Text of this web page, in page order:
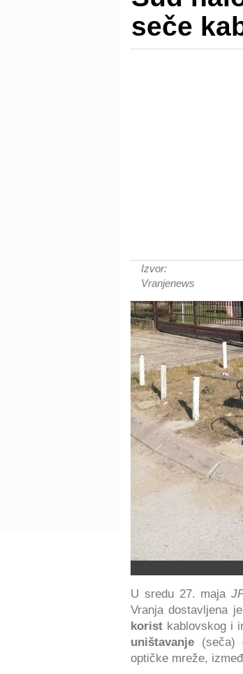
seče
Izvor:
Vranjenews
U sredu 27. maja
Vranja dostavljena je
korist kablovskog i
uništavanje (seča)
optičke mreže,